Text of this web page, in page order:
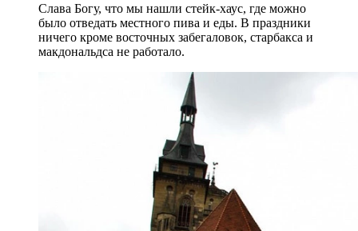
Слава Богу, что мы нашли стейк-хаус, где можно
было отведать местного пива и еды. В праздники
ничего кроме восточных забегаловок, старбакса и
макдональдса не работало.